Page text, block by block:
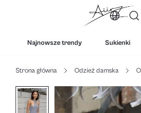
Najnowsze trendy Sukienki
Strona główna Odzież damska